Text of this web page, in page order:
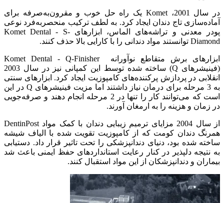
در سال 2001، Komet یک راه حل خوب و مقرون‌به‌صرفه برای
آماده‌سازی تاج دندان ایجاد کرد. به لطف ترکیب منحصربه‌فرد نوعی
پودر معدنی و تراشه‌های الماس، ابزارهای Komet Dental - S-
Diamond توانستند مواد دندانی را با کارایی بالا حذف ‌کنند.
ابزارهای برش متقاطع نوآورانه Komet Dental - Q-Finisher
(فینیشرهای Q) ساخته شده توسط این کمپانی نیز در سال 2003
انقلابی در پردازش پرکننده‌های کامپوزیت ایجاد کرد. ابزارهای سنتی
به 3 مرحله برای درمان نیاز داشتند اما مزیت فینیشرهای Q در این
است که می‌توانند کار را تنها در 2 مرحله انجام دهند و صرفه‌جویی
در زمان و هزینه را به ارمغان آورند.
از سال 2004 مزایای ترمیم زیبایی دندان با کمک مواد DentinPost
همرنگ دندان کومت که از کامپوزیت تقویت شده با الیاف شیشه
ساخته شده بود، دنیای دندانپزشکی را تحت تاثیر قرار داد. دستیابی
به نتیجه دلپذیر در کنار رعایت استانداردهای حفظ ایمنی باعث شد
بیماران و دندانپزشکان از این مواد استقبال کنند.